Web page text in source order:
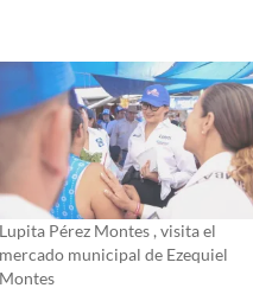
Lupita Pérez Montes , visita el
mercado municipal de Ezequiel
Montes